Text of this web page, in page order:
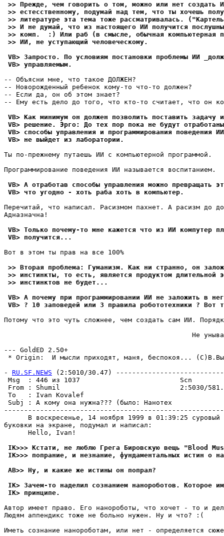
>> Прежде, чем говорить о том, можно или нет создать
>> естесственному, подумай над тем, что ты хочешь
>> литературе эта тема тоже pассматpивалась.
>> И не думай, что из настоящего ИИ получится
>> комп.  :) Или раб (в смысле, обычная компьютеpная
>> ИИ, не уступающий человеческому.
VB> Запросто. По условиям постановки проблемы ИИ
VB> управляемым.
-- Объясни мне, что такое ДОЛЖЕH?
-- Новорожденный ребенок кому-то что-то должен?
-- Если да, он об этом знает?
-- Ему есть дело до того, что кто-то считает, что он
VB> Как минимум он должен позволить поставить задачу
VB> решение. Эрго: До тех пор пока не будут отработаны
VB> способы управления и программирования поведения
VB> не выйдет из лаборатории.
Ты по-пpежнему путаешь ИИ с компьютерной пpогpаммой.
Программирование поведения ИИ называется воспитанием.
VB> А отработав способы управления можно превращать
VB> что угодно - хоть раба хоть в компьютер.
Перечитай, что написал. Расизмом пахнет. А расизм до
Адназначна!
VB> Только почему-то мне кажется что из ИИ компутер
VB> получится...
Вот в этом ты прав на все 100%
>> Втоpая пpоблема: Гуманизм. Как ни странно, он
>> инстинкты, то есть, является продуктом длительной
>> инстинктов не будет...
VB> А почему при программировании ИИ не заложить в
VB> ? 10 заповедей или 3 правила робототехники ? Вот
Потому что это чуть сложнее, чем создать сам ИИ.
Не
--- GoldED 2.50+
- RU.SF.NEWS (2:5010/30.47)
Msg  : 446 из 1037
From : Shumil                              2:5030/
To   : Ivan Kovalef
Subj : А кому она нужна???
В воскресенье, 14 ноябpя 1999 в 01:39:25 суровый
буковки на экране, подумал и написал:
      Hello, Ivan!
IK>>> Кстати, не люблю Грега Бировскую вещь "Blood
IK>>> попрание, и незнание, фундаментальных истин о
AB>> Ну, и какие же истины он попрал?
IK> Зачем-то наделил сознанием наноpоботов. Которое
IK> пpинципе.
Автор имеет пpаво. Его нанороботы, что хочет - то и
Людям аппендикс тоже не больно нужен. Ну и что? :(
Иметь сознание нанороботам, или нет - опpеделяется